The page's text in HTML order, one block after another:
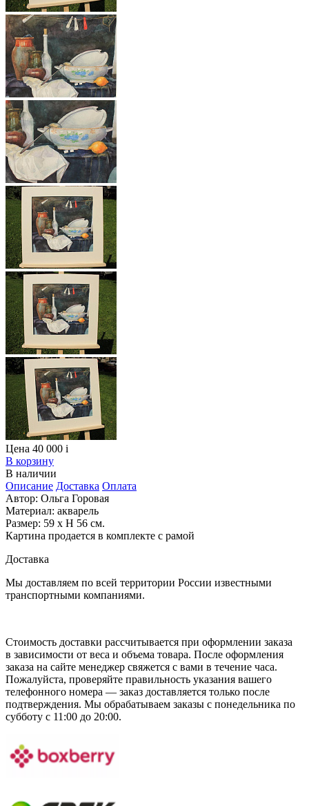
Цена 40 000 i
В корзину
В наличии
Описание Доставка Оплата
Автор: Ольга Горовая
Материал: акварель
Размер: 59 х H 56 см.
Картина продается в комплекте с рамой
Доставка
Мы доставляем по всей территории России известными
транспортными компаниями.
Стоимость доставки рассчитывается при оформлении заказа
в зависимости от веса и объема товара. После оформления
заказа на сайте менеджер свяжется с вами в течение часа.
Пожалуйста, проверяйте правильность указания вашего
телефонного номера — заказ доставляется только после
подтверждения. Мы обрабатываем заказы с понедельника по
субботу с 11:00 до 20:00.